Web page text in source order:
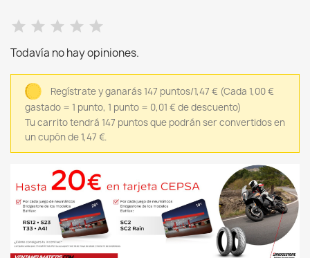
Todavía no hay opiniones.
Regístrate y ganarás 147 puntos/1,47 € (Cada 1,00 €
gastado = 1 punto, 1 punto = 0,01 € de descuento)
Tu carrito tendrá 147 puntos que podrán ser convertidos en
un cupón de 1,47 €.